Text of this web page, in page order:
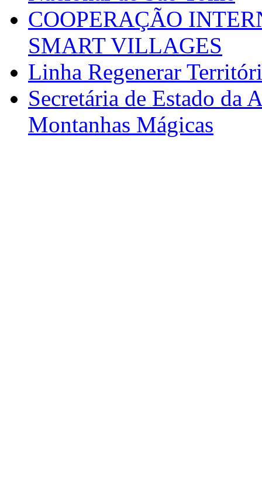
COOPERAÇÃO
SMART VILLAGES
Linha Regenerar
Secretária de Estado da
Montanhas Mágicas